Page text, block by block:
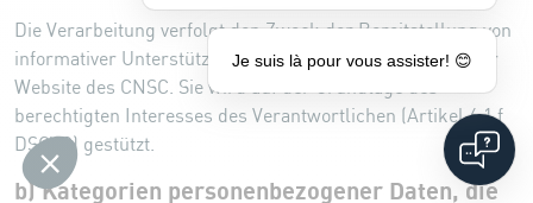
Die Verarbeitung verfolgt den Zweck der Bereitstellung von
informativer Unterstützung und Support für Besucher der
Website des CNSC. Sie wird auf der Grundlage des
berechtigten Interesses des Verantwortlichen (Artikel 6.1.f
DSGVO) gestützt.
b) Kategorien personenbezogener Daten, die
Je suis là pour vous assister! 😊